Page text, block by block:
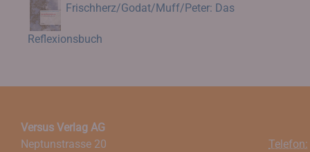
Frischherz/Godat/Muff/Peter: Das
Reflexionsbuch
Versus Verlag AG
Neptunstrasse 20
Telefon: